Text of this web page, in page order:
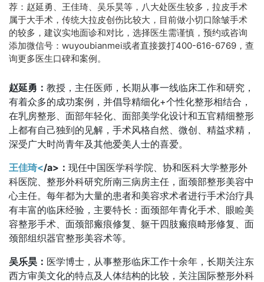
荐：赵延勇、王佳琦、吴乐昊等，八大处医生较多，拉皮手术
属于大手术，传统大拉皮创伤比较大，目前做小切口除皱手术
的较多，建议实地面诊和对比，选择医生需谨慎，预约或咨询
添加微信号：wuyoubianmei或者直接拨打400-616-6769，查
询更多医生口碑和案例。
赵延勇： 教授，主任医师，长期从事一线临床工作和研究，
有着众多的成功案例，并倡导精细化+个性化整形相结合，
在乳房整形、面部年轻化、面部美学化设计和五官精细整形
上都有自己独到的见解，手术风格自然、微创、精益求精，
深受广大时尚青年及其他爱美人士的喜爱。
王佳琦</a>： 现任中国医学科学院、协和医科大学整形外
科医院、整形外科研究所南三病房主任，面颈部整形美容中
心主任。每年都为大量的患者和美容求术者进行手术治疗具
有丰富的临床经验，主要特长：面颈部年青化手术、眼睑美
容整形手术、面颈部瘢痕修复、躯干四肢瘢痕畸形修复、面
颈部组织器官整形美容术等。
吴乐昊： 医学博士，从事整形临床工作十余年，长期关注东
西方审美文化的特点及人体结构的比较，关注国际整形外科